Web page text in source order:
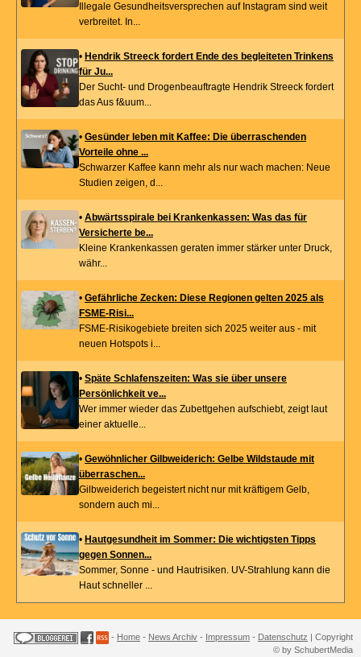
Illegale Gesundheitsversprechen auf Instagram sind weit
verbreitet. In...
• Hendrik Streeck fordert Ende des begleiteten Trinkens
für Ju...
Der Sucht- und Drogenbeauftragte Hendrik Streeck fordert
das Aus f&uum...
• Gesünder leben mit Kaffee: Die überraschenden
Vorteile ohne ...
Schwarzer Kaffee kann mehr als nur wach machen: Neue
Studien zeigen, d...
• Abwärtsspirale bei Krankenkassen: Was das für
Versicherte be...
Kleine Krankenkassen geraten immer stärker unter Druck,
währ...
• Gefährliche Zecken: Diese Regionen gelten 2025 als
FSME-Risi...
FSME-Risikogebiete breiten sich 2025 weiter aus - mit
neuen Hotspots i...
• Späte Schlafenszeiten: Was sie über unsere
Persönlichkeit ve...
Wer immer wieder das Zubettgehen aufschiebt, zeigt laut
einer aktuelle...
• Gewöhnlicher Gilbweiderich: Gelbe Wildstaude mit
überraschen...
Gilbweiderich begeistert nicht nur mit kräftigem Gelb,
sondern auch mi...
• Hautgesundheit im Sommer: Die wichtigsten Tipps
gegen Sonnen...
Sommer, Sonne - und Hautrisiken. UV-Strahlung kann die
Haut schneller ...
- Home - News Archiv - Impressum - Datenschutz | Copyright
© by SchubertMedia